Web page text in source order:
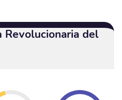
del